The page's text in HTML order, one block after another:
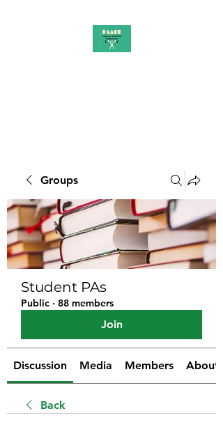
Groups
Student PAs
Public · 88 members
Join
Discussion Media Members About
Back